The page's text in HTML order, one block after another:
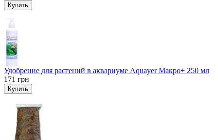
Купить
Удобрение для растений в аквариуме Aquayer Макро+ 250 мл
171 грн
Купить